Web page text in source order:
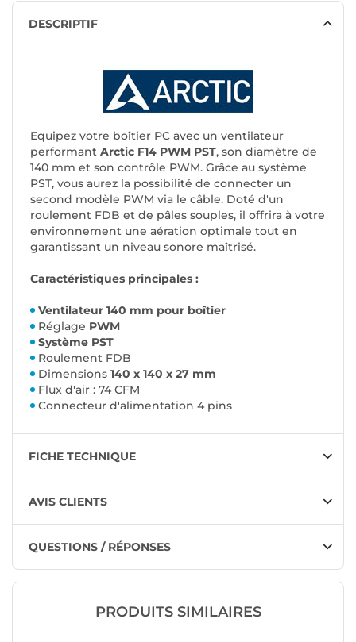
DESCRIPTIF
Equipez votre boîtier PC avec un ventilateur
performant Arctic F14 PWM PST, son diamètre de
140 mm et son contrôle PWM. Grâce au système
PST, vous aurez la possibilité de connecter un
second modèle PWM via le câble. Doté d'un
roulement FDB et de pâles souples, il offrira à votre
environnement une aération optimale tout en
garantissant un niveau sonore maîtrisé.
Caractéristiques principales :
Ventilateur 140 mm pour boîtier
Réglage PWM
Système PST
Roulement FDB
Dimensions 140 x 140 x 27 mm
Flux d'air : 74 CFM
Connecteur d'alimentation 4 pins
FICHE TECHNIQUE
AVIS CLIENTS
QUESTIONS / RÉPONSES
PRODUITS SIMILAIRES